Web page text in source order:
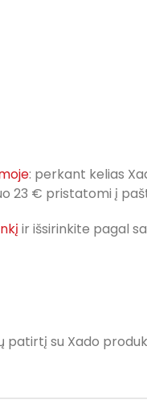
: perkant kelias
23 € pristatomi į
ir išsirinkite pagal
su Xado